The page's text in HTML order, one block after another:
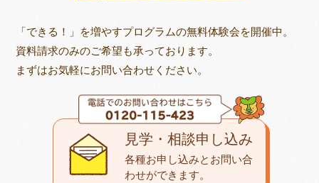
「できる！」を増やすプログラムの無料体験会を開催中。
資料請求のみのご希望も承っております。
まずはお気軽にお問い合わせください。
見学・相談申し込み
各種お申し込みとお問い合
わせができます。